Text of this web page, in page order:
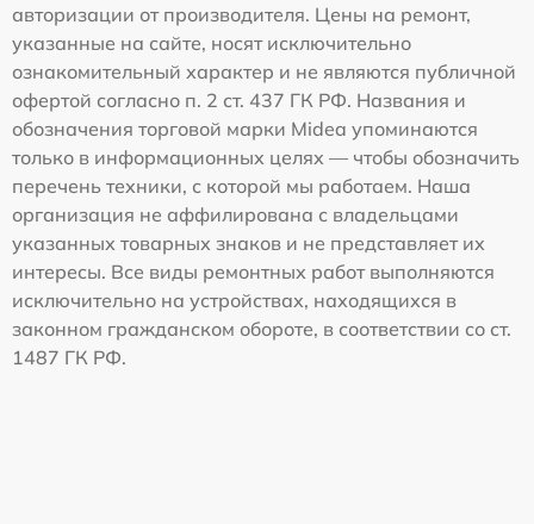
авторизации от производителя. Цены на ремонт,
указанные на сайте, носят исключительно
ознакомительный характер и не являются публичной
офертой согласно п. 2 ст. 437 ГК РФ. Названия и
обозначения торговой марки Midea упоминаются
только в информационных целях — чтобы обозначить
перечень техники, с которой мы работаем. Наша
организация не аффилирована с владельцами
указанных товарных знаков и не представляет их
интересы. Все виды ремонтных работ выполняются
исключительно на устройствах, находящихся в
законном гражданском обороте, в соответствии со ст.
1487 ГК РФ.